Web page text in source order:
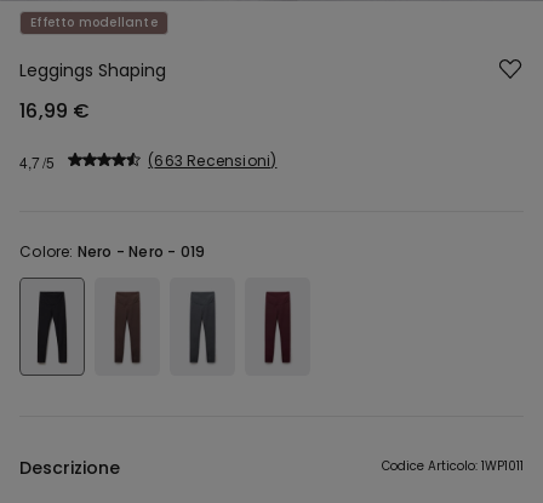
Effetto modellante
Leggings Shaping
16,99 €
4,7 663 Recensioni
Colore: Nero -Nero - 019
Descrizione Codice Articolo: 1WP1011